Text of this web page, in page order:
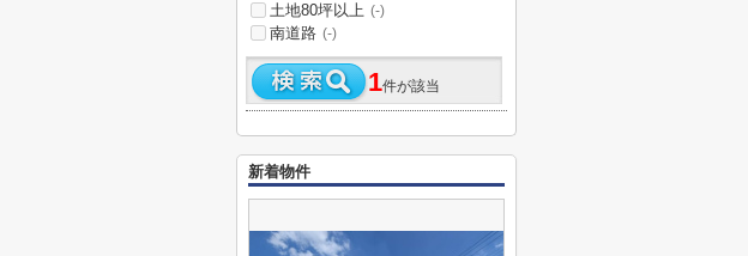
土地80坪以上 (-)
南道路 (-)
1件が該当
新着物件